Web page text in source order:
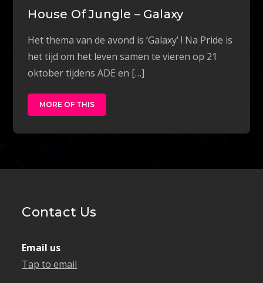
House Of Jungle – Galaxy
Het thema van de avond is ‘Galaxy’ ! Na Pride is
het tijd om het leven samen te vieren op 21
oktober tijdens ADE en […]
MORE OF THIS
Contact Us
Email us
Tap to email